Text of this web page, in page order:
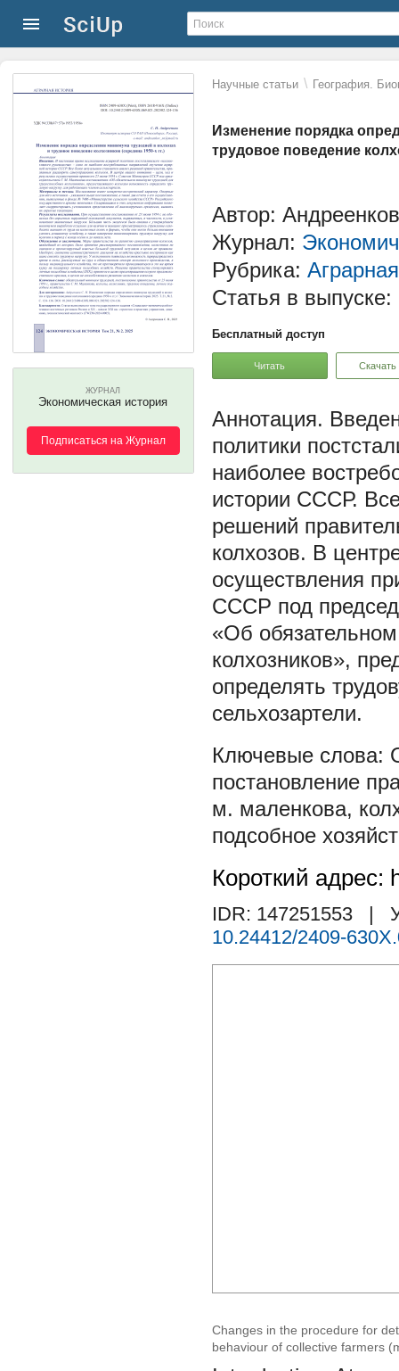
Научные статьи \ География.
Изменение порядка
трудовое поведение
ЖУРНАЛ
Экономическая история
Подписаться на Журнал
Автор:
Журнал:
Рубрика:
Статья в выпуске:
Бесплатный доступ
Читать Скачать
политики
наиболее
истории СССР.
решений
колхозов. В
осуществления
СССР под
«Об
колхозников»,
определять
сельхозартели.
постановление
м. маленкова,
подсобное
Короткий адрес:
IDR: 147251553
|
10.24412/2409-
Changes in the procedure for
behaviour of collective farmers